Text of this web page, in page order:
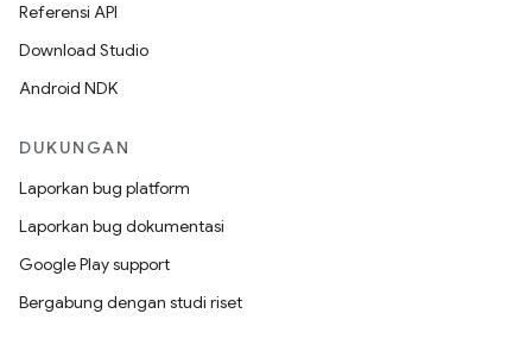
Referensi API
Download Studio
Android NDK
DUKUNGAN
Laporkan bug platform
Laporkan bug dokumentasi
Google Play support
Bergabung dengan studi riset